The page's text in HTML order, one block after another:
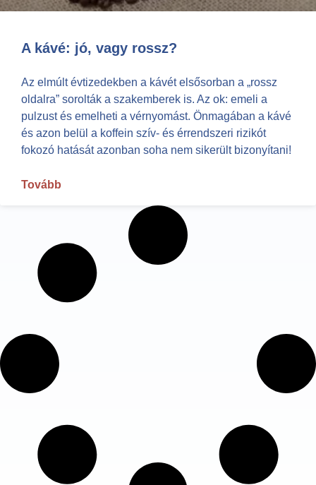
A kávé: jó, vagy rossz?
Az elmúlt évtizedekben a kávét elsősorban a „rossz
oldalra” sorolták a szakemberek is. Az ok: emeli a
pulzust és emelheti a vérnyomást. Önmagában a kávé
és azon belül a koffein szív- és érrendszeri rizikót
fokozó hatását azonban soha nem sikerült bizonyítani!
Tovább